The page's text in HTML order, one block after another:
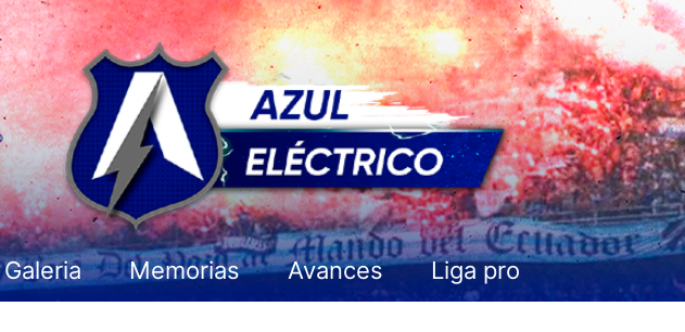
Galeria Memorias Avances Liga pro